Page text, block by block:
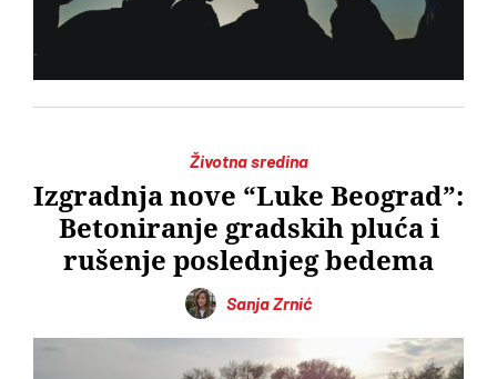
Životna sredina
Izgradnja nove “Luke Beograd”:
Betoniranje gradskih pluća i
rušenje poslednjeg bedema
Sanja Zrnić